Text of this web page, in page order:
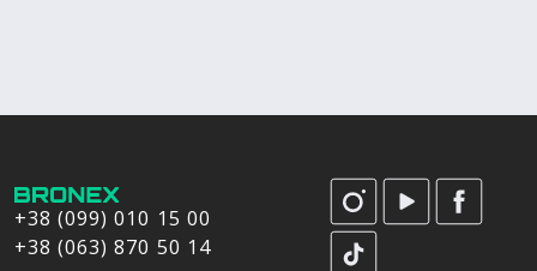
+38 (099) 010 15 00
+38 (063) 870 50 14